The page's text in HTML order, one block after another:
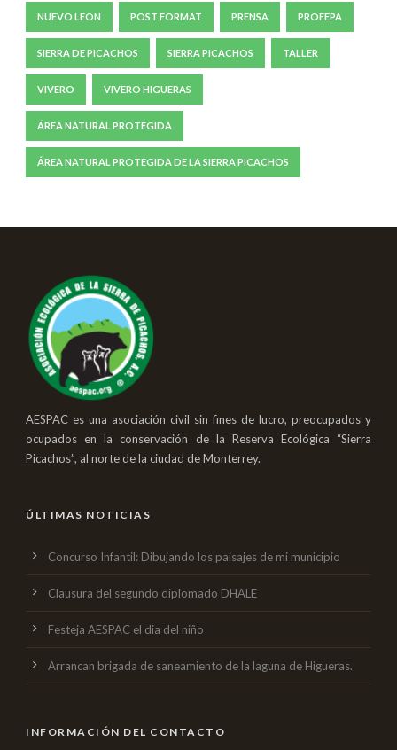
NUEVO LEON POST FORMAT PRENSA PROFEPA
SIERRA DE PICACHOS SIERRA PICACHOS TALLER
VIVERO VIVERO HIGUERAS
ÁREA NATURAL PROTEGIDA
ÁREA NATURAL PROTEGIDA DE LA SIERRA PICACHOS
AESPAC es una asociación civil sin fines de lucro, preocupados y
ocupados en la conservación de la Reserva Ecológica “Sierra
Picachos”, al norte de la ciudad de Monterrey.
ÚLTIMAS NOTICIAS
Concurso Infantil: Dibujando los paisajes de mi municipio
Clausura del segundo diplomado DHALE
Festeja AESPAC el dia del niño
Arrancan brigada de saneamiento de la laguna de Higueras.
INFORMACIÓN DEL CONTACTO